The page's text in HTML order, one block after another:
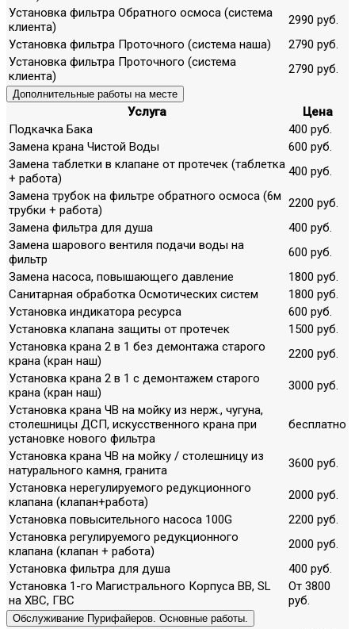
Установка фильтра Обратного осмоса (система
клиента)
2990 руб.
Установка фильтра Проточного (система наша)
2790 руб.
Установка фильтра Проточного (система
клиента)
2790 руб.
Дополнительные работы на месте
Услуга
Цена
Подкачка Бака
400 руб.
Замена крана Чистой Воды
600 руб.
Замена таблетки в клапане от протечек (таблетка
+ работа)
400 руб.
Замена трубок на фильтре обратного осмоса (6м
трубки + работа)
2200 руб.
Замена фильтра для душа
400 руб.
Замена шарового вентиля подачи воды на
фильтр
600 руб.
Замена насоса, повышающего давление
1800 руб.
Санитарная обработка Осмотических систем
1800 руб.
Установка индикатора ресурса
600 руб.
Установка клапана защиты от протечек
1500 руб.
Установка крана 2 в 1 без демонтажа старого
крана (кран наш)
2200 руб.
Установка крана 2 в 1 с демонтажем старого
крана (кран наш)
3000 руб.
Установка крана ЧВ на мойку из нерж., чугуна,
столешницы ДСП, искусственного крана при
установке нового фильтра
бесплатно
Установка крана ЧВ на мойку / столешницу из
натурального камня, гранита
3600 руб.
Установка нерегулируемого редукционного
клапана (клапан+работа)
2000 руб.
Установка повысительного насоса 100G
2200 руб.
Установка регулируемого редукционного
клапана (клапан + работа)
2000 руб.
Установка фильтра для душа
400 руб.
Установка 1-го Магистрального Корпуса ВВ, SL
на ХВС, ГВС
От 3800
руб.
Обслуживание Пурифайеров. Основные работы.